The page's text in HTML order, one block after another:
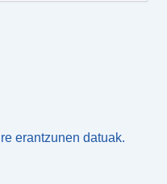
erantzunen datuak.